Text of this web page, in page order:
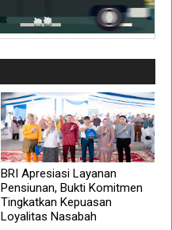
BRI Apresiasi Layanan
Pensiunan, Bukti Komitmen
Tingkatkan Kepuasan
Loyalitas Nasabah